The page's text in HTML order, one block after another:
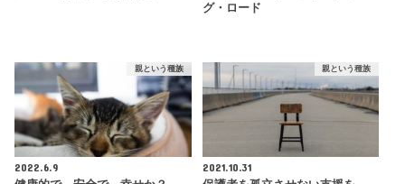
グ・ロード
親という種族
2022.6.9
親という種族
2021.10.31